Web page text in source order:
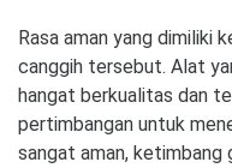
Rasa aman yang dimiliki
canggih tersebut. Alat
hangat berkualitas dan
pertimbangan untuk
sangat aman,